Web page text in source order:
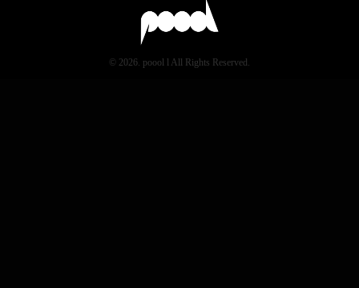
© 2026. poool l All Rights Reserved.